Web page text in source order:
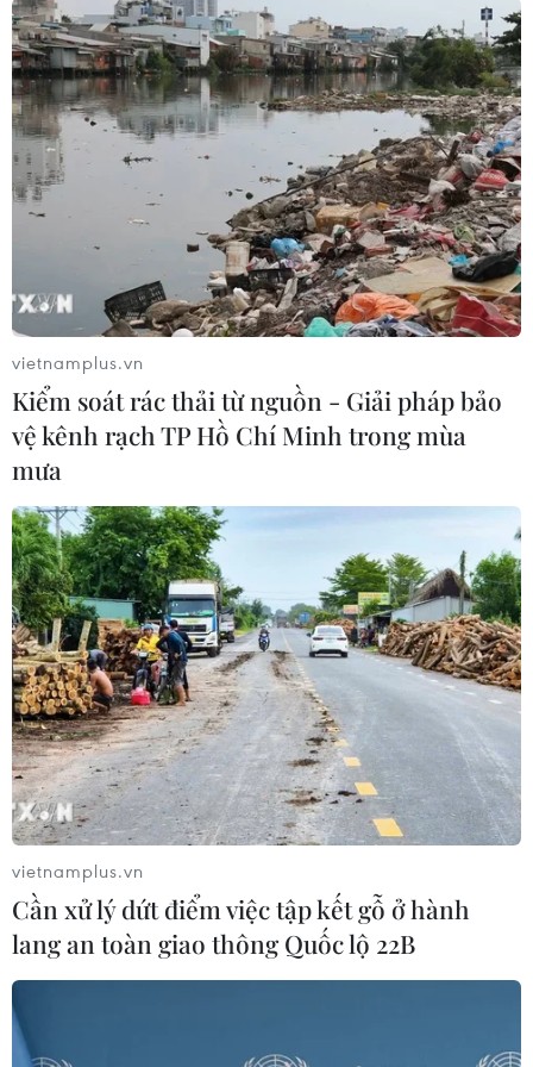
#Triều Tiên thử vũ khí
#Bộ Chỉ huy phương Bắc
#Bộ Chỉ huy chiến lược của Mỹ
#Kim Jong-un
Mỹ Triều Tiên
Theo dõi VietnamPlus
TIN LIÊN QUAN
vietnamplus.vn
Kiểm soát rác thải từ nguồn - Giải pháp bảo
vệ kênh rạch TP Hồ Chí Minh trong mùa
mưa
vietnamplus.vn
Cần xử lý dứt điểm việc tập kết gỗ ở hành
lang an toàn giao thông Quốc lộ 22B